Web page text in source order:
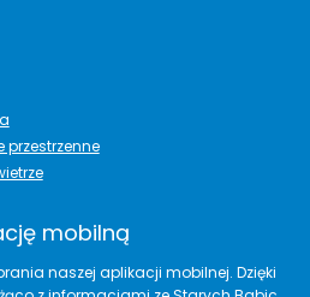
mobilną
naszej aplikacji mobilnej. Dzięki